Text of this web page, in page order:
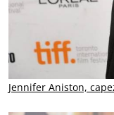
Jennifer Aniston,